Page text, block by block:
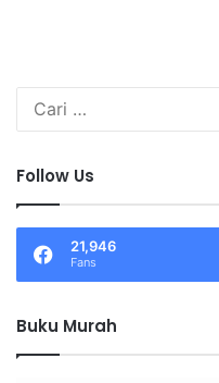
Follow Us
21,946
Fans
Buku Murah